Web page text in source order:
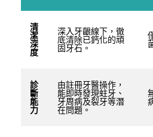
清
潔
深
度
深入牙齦線下，徹
底清除已鈣化的頑
固牙石。
診
斷
能
力
由註冊牙醫操作，
能即時發現蛀牙、
牙周病及裂牙等潛
在問題。